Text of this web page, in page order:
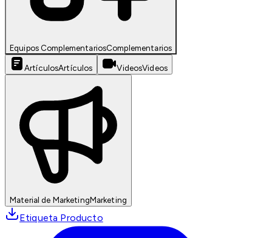
Equipos ComplementariosComplementarios
ArtículosArtículos VideosVideos
Material de MarketingMarketing
Etiqueta Producto